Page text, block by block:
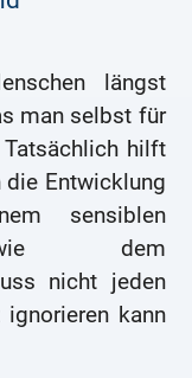
längst
man selbst für
hilft
Entwicklung
sensiblen
wie dem
nicht jeden
kann